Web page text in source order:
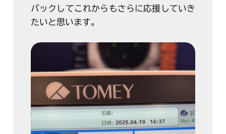
バックしてこれからもさらに応援していき
たいと思います。